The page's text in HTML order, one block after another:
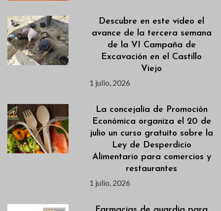
Descubre en este vídeo el
avance de la tercera semana
de la VI Campaña de
Excavación en el Castillo
Viejo
1 julio, 2026
La concejalía de Promoción
Económica organiza el 20 de
julio un curso gratuito sobre la
Ley de Desperdicio
Alimentario para comercios y
restaurantes
1 julio, 2026